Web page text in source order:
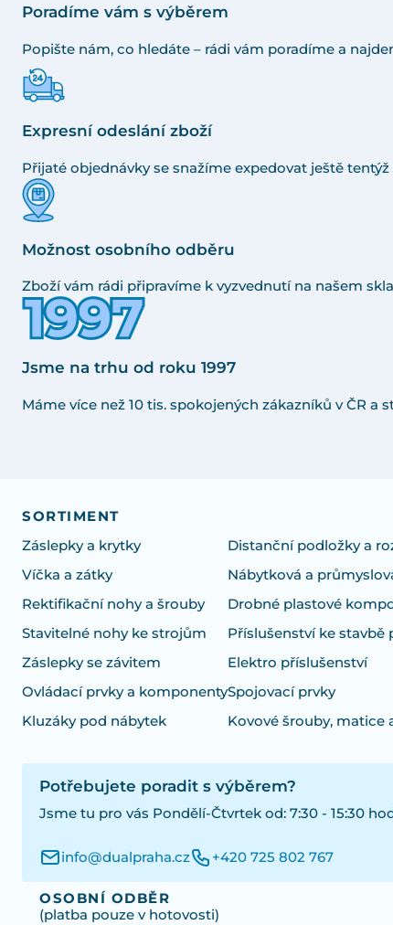
Poradíme vám s výběrem
Popište nám, co hledáte – rádi vám poradíme a
Expresní odeslání zboží
Přijaté objednávky se snažíme expedovat ještě tentýž
Možnost osobního odběru
Zboží vám rádi připravíme k vyzvednutí na našem
Jsme na trhu od roku 1997
Máme více než 10 tis. spokojených zákazníků v ČR a
SORTIMENT
Záslepky a krytky
Víčka a zátky
Rektifikační nohy a šrouby
Stavitelné nohy ke strojům
Záslepky se závitem
Ovládací prvky a komponenty
Kluzáky pod nábytek
Distanční podložky a
Nábytková a
Drobné plastové
Příslušenství ke stavbě
Elektro příslušenství
Spojovací prvky
Kovové šrouby, matice
Potřebujete poradit s výběrem?
Jsme tu pro vás Pondělí-Čtvrtek od: 7:30 - 15:30
info@dualpraha.cz +420 725 802 767
OSOBNÍ ODBĚR
(platba pouze v hotovosti)